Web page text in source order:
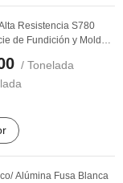
Resistencia S780
de Fundición y Moldeo
/ Tonelada
Alúmina Fusa Blanca